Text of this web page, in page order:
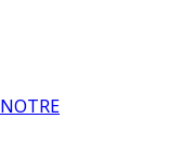
NOTRE